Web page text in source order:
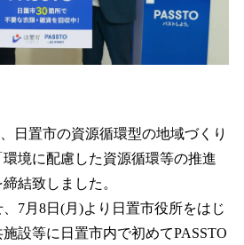
日置市の資源循環型の地域づくり
境に配慮した資源循環等の推進
結致しました。
7月8日(月)より日置市役所をはじ
設等に日置市内で初めてPASSTO